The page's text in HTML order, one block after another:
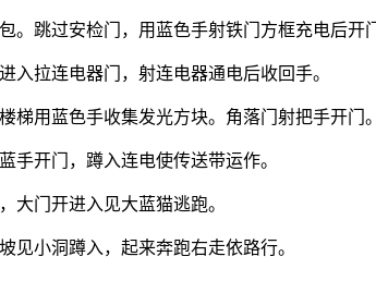
跳过安检门，用蓝色手射铁门方框充电后开
入拉连电器门，射连电器通电后收回手。
用蓝色手收集发光方块。角落门射把手开门。
手开门，蹲入连电使传送带运作。
大门开进入见大蓝猫逃跑。
见小洞蹲入，起来奔跑右走依路行。